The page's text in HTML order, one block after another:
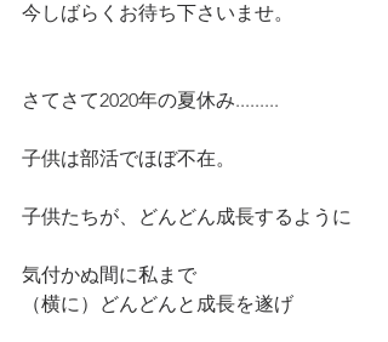
今しばらくお待ち下さいませ。
さてさて2020年の夏休み.........
子供は部活でほぼ不在。
子供たちが、どんどん成長するように
気付かぬ間に私まで
（横に）どんどんと成長を遂げ